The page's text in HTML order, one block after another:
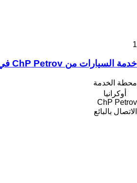
1
خدمة السيارات من ChP Petrov في ميكولايف
محطة الخدمة
أوكرانيا
ChP Petrov
الاتصال بالبائع